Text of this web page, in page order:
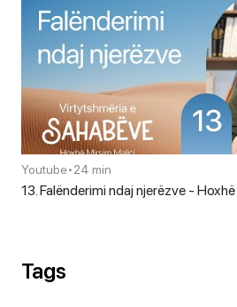
Youtube•24 min
13. Falënderimi ndaj njerëzve -
Tags